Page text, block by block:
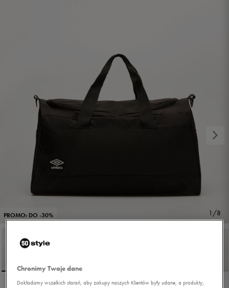
PROMO: DO -30% 1/8
Chronimy Twoje dane
Dokładamy wszelkich starań, aby zakupy naszych Klientów były udane, a produkty,